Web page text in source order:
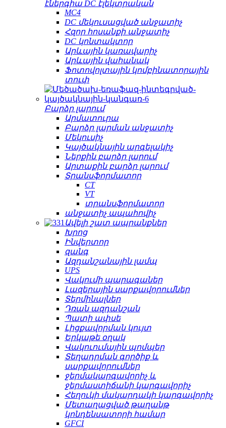
էներգիա DC էլեկտրական
MC4
DC մեկուսացված անջատիչ
Հզոր հոսանքի անջատիչ
DC կոնտակտոր
Արևային կառավարիչ
Արևային վահանակ
Ֆոտովոլտային կոմբինատորային
տուփ
Բարձր լարում
Արմատուրա
Բարձր լարման անջատիչ
Մեկուսիչ
Կայծակնային արգելակիչ
Ներքին բարձր լարում
Արտաքին բարձր լարում
Տրանսֆորմատոր
CT
VT
տրանսֆորմատոր
անջատիչ ապահովիչ
Ավելի շատ ապրանքներ
Խրոց
Ինվերտոր
զանգ
Ազդանշանային լամպ
UPS
Վակումի պարագաներ
Լազերային սարքավորումներ
Տերմինալներ
Դռան ազդանշան
Պատի ափսե
Լիցքավորման կույտ
Երկաթե օղակ
Վակուումային պոմպեր
Տեղադրման գործիք և
սարքավորումներ
ջերմակարգավորիչ և
ջերմաստիճանի կարգավորիչ
Հեղուկի մակարդակի կարգավորիչ
Մետաղացված թաղանթ
կոնդենսատորի համար
GFCI